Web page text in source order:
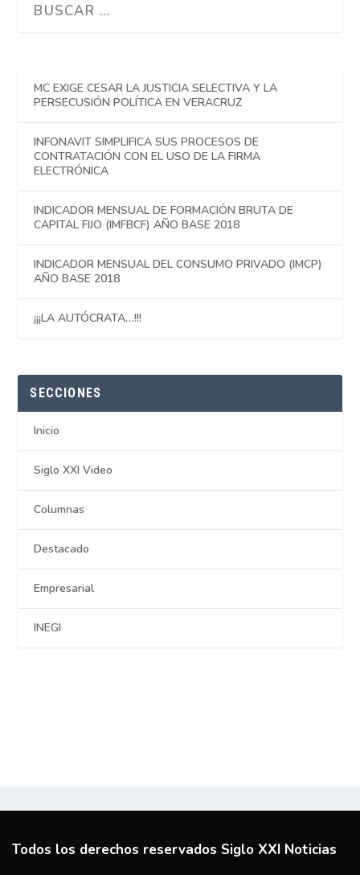
MC EXIGE CESAR LA JUSTICIA SELECTIVA Y LA
PERSECUSIÓN POLÍTICA EN VERACRUZ
INFONAVIT SIMPLIFICA SUS PROCESOS DE
CONTRATACIÓN CON EL USO DE LA FIRMA
ELECTRÓNICA
INDICADOR MENSUAL DE FORMACIÓN BRUTA DE
CAPITAL FIJO (IMFBCF) AÑO BASE 2018
INDICADOR MENSUAL DEL CONSUMO PRIVADO (IMCP)
AÑO BASE 2018
¡¡¡LA AUTÓCRATA…!!!
SECCIONES
Inicio
Siglo XXI Video
Columnas
Destacado
Empresarial
INEGI
Todos los derechos reservados Siglo XXI Noticias